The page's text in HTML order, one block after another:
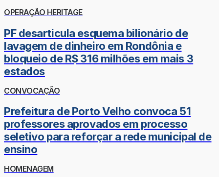
OPERAÇÃO HERITAGE
PF desarticula esquema bilionário de
lavagem de dinheiro em Rondônia e
bloqueio de R$ 316 milhões em mais 3
estados
CONVOCAÇÃO
Prefeitura de Porto Velho convoca 51
professores aprovados em processo
seletivo para reforçar a rede municipal de
ensino
HOMENAGEM